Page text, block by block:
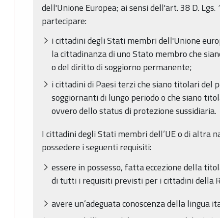
dell'Unione Europea; ai sensi dell'art. 38 D.
partecipare:
i cittadini degli Stati membri dell'Unione
la cittadinanza di uno Stato membro che
o del diritto di soggiorno permanente;
i cittadini di Paesi terzi che siano titolari del
soggiornanti di lungo periodo o che siano
ovvero dello status di protezione sussidiaria.
I cittadini degli Stati membri dell’UE o di altra
possedere i seguenti requisiti:
essere in possesso, fatta eccezione della
di tutti i requisiti previsti per i cittadini della
avere un’adeguata conoscenza della lingua